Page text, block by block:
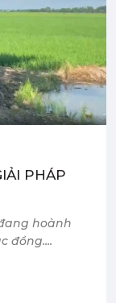
PHÁP
hoành
đồng....